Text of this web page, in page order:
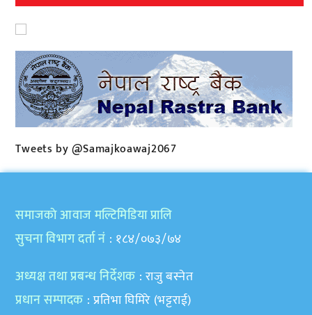
Tweets by @Samajkoawaj2067
समाजकाे आवाज मल्टिमिडिया प्रालि
सुचना विभाग दर्ता नं : १८४/०७३/७४
अध्यक्ष तथा प्रबन्ध निर्देशक : राजु बस्नेत
प्रधान सम्पादक : प्रतिभा घिमिरे (भट्टराई)